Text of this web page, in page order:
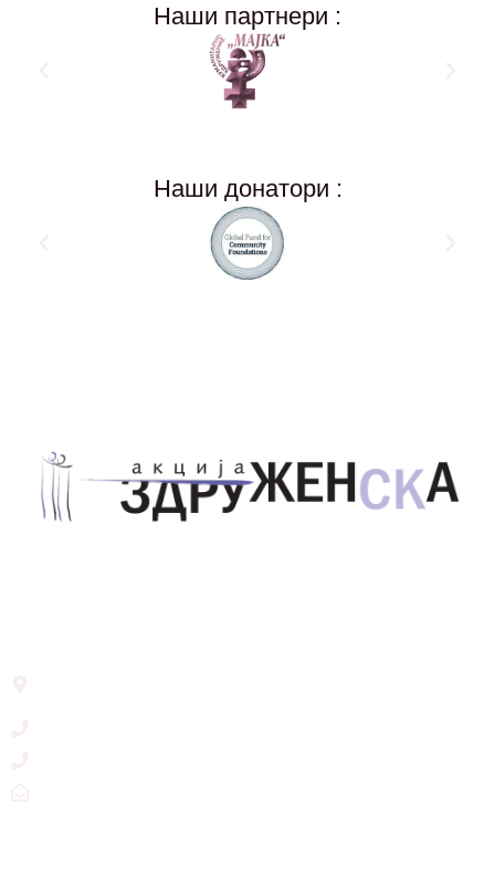
Наши партнери :
Наши донатори :